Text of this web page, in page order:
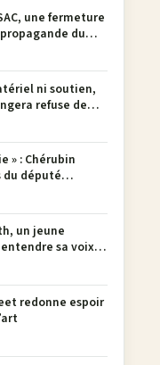
une fermeture
du
ni soutien,
refuse de
» : Chérubin
du député
en 137
un jeune
sa voix à
redonne espoir